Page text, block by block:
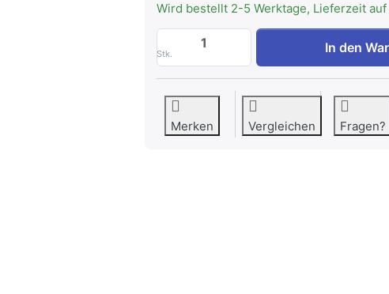
Wird bestellt 2-5 Werktage, Lieferzeit auf
Stk.
HISENSE BFS615S8B
In den
Merken Vergleichen Fragen?